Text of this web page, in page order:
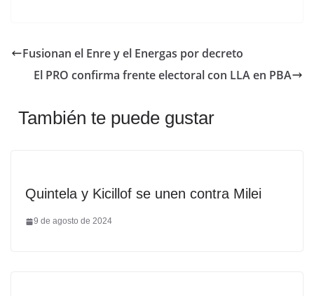
Fusionan el Enre y el Energas por decreto
El PRO confirma frente electoral con LLA en PBA
También te puede gustar
Quintela y Kicillof se unen contra Milei
9 de agosto de 2024